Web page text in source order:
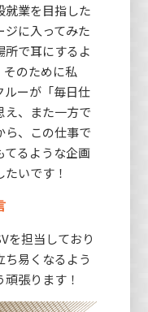
就業を目指した
ジに入ってみた
で耳にするよ
そのために私
ルーが「毎日仕
え、また一方で
ら、この仕事で
てるような企画
いです！
を担当しており
ち易くなるよう
張ります！